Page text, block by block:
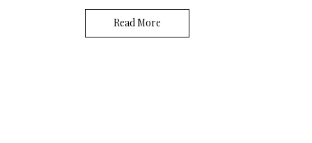
Read More